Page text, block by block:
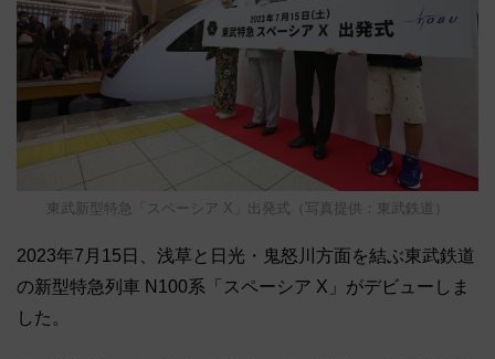
東武新型特急「スペーシア X」出発式（写真提供：東武鉄道）
2023年7月15日、浅草と日光・鬼怒川方面を結ぶ東武鉄道
の新型特急列車 N100系「スペーシア X」がデビューしま
した。